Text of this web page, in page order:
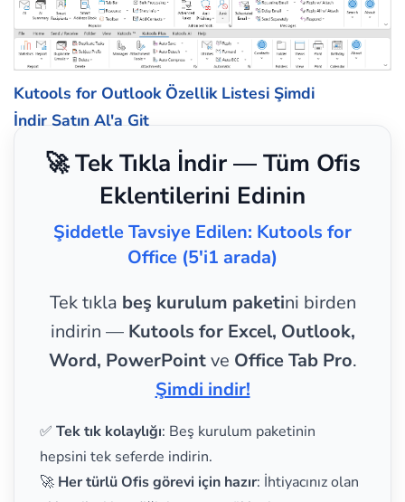
Kutools for Outlook Özellik Listesi Şimdi
İndir Satın Al'a Git
🚀 Tek Tıkla İndir — Tüm Ofis
Eklentilerini Edinin
Şiddetle Tavsiye Edilen: Kutools for
Office (5'i1 arada)
Tek tıkla beş kurulum paketini birden
indirin — Kutools for Excel, Outlook,
Word, PowerPointve Office Tab Pro.
Şimdi indir!
✅ Tek tık kolaylığı: Beş kurulum paketinin
hepsini tek seferde indirin.
🚀 Her türlü Ofis görevi için hazır: İhtiyacınız olan